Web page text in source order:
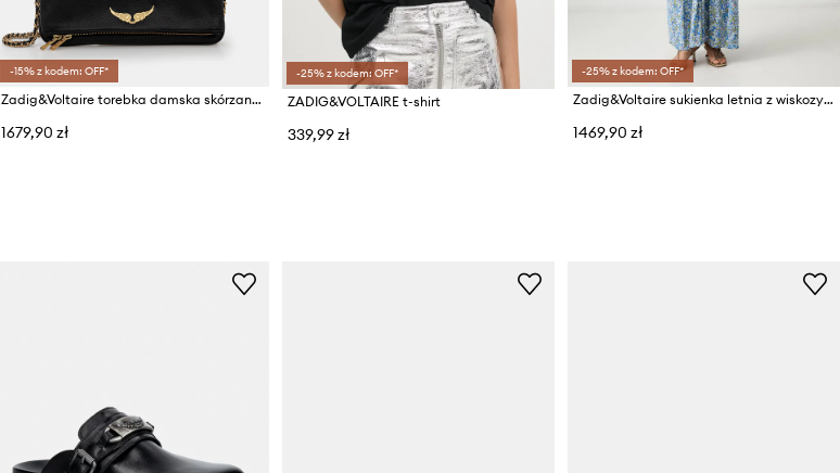
-15% z kodem: OFF*
Zadig&Voltaire torebka damska skórzana ROCK GRAINED LEATHER
1679,90 zł
-25% z kodem: OFF*
ZADIG&VOLTAIRE t-shirt
339,99 zł
-25% z kodem: OFF*
Zadig&Voltaire sukienka letnia z wiskozy RISTYM
1469,90 zł